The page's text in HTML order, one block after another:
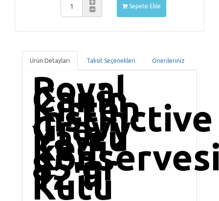
Sepete Ekle
Ürün Detayları Taksit Seçenekleri Önerileriniz
Royal
Canin
Kitten
Instinctive
Gravy
Yavru
Kedi
85 gr
12'li
Kutu